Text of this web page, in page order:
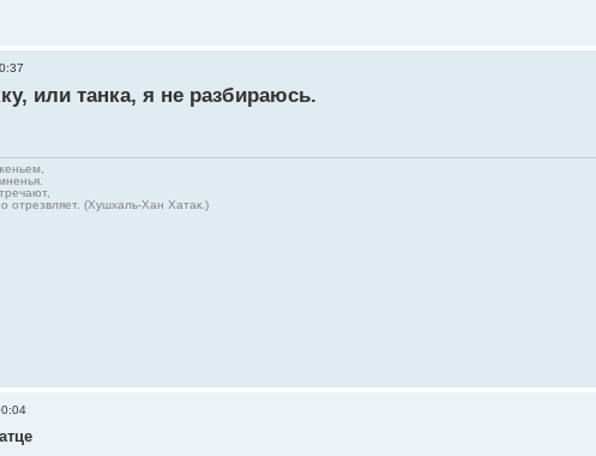
или танка, я не разбираюсь.
отрезвляет. (Хушхаль-Хан Хатак.)